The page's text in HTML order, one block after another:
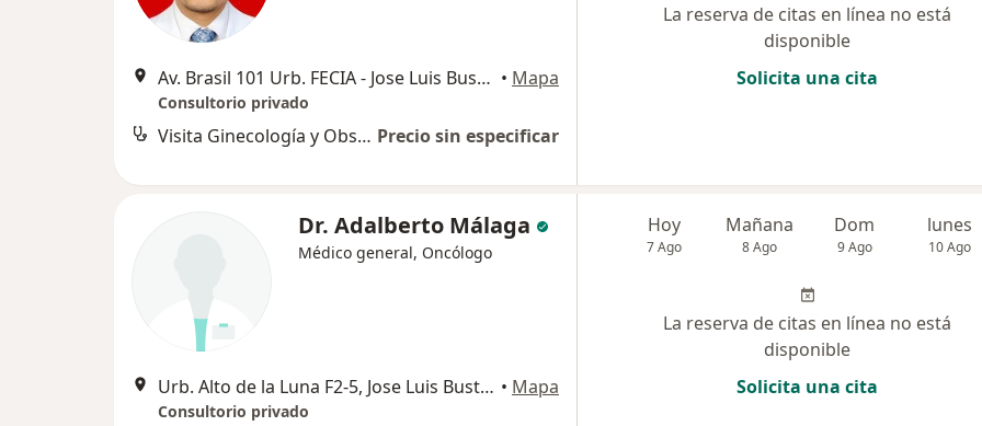
Av. Brasil 101 Urb. FECIA - Jose Luis Bustamente y Rivero, Arequipa • Mapa
Consultorio privado
Visita Ginecología y Obstetricia Precio sin especificar
La reserva de citas en línea no está
disponible
Solicita una cita
Dr. Adalberto Málaga
Médico general, Oncólogo
Urb. Alto de la Luna F2-5, Jose Luis Bustamante y Rivero • Mapa
Consultorio privado
Hoy
7 Ago
Mañana
8 Ago
Dom
9 Ago
lunes
10 Ago
La reserva de citas en línea no está
disponible
Solicita una cita